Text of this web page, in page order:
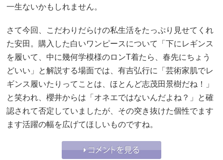
一生ないかもしれません。
さて今回、こだわりだらけの私生活をたっぷり見せてくれ
た安田。購入した白いワンピースについて「下にレギンス
を履いて、中に幾何学模様のロンT着たら、春先にちょう
どいい」と解説する場面では、有吉弘行に「芸術家肌でレ
ギンス履いたりってことは、ほとんど志茂田景樹だね！」
と笑われ、櫻井からは「オネエではないんだよね？」と確
認されて否定していましたが、その突き抜けた個性でます
ます活躍の幅を広げてほしいものですね。